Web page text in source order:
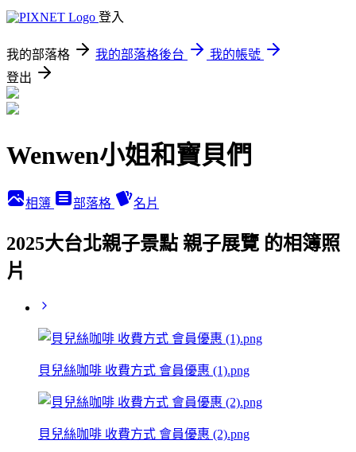
登入
我的部落格 我的部落格後台
我的帳號
登出
Wenwen小姐和寶貝們
相簿 部落格 名片
2025大台北親子景點 親子展覽 的相簿照
片
貝兒絲咖啡 收費方式 會員優惠 (1).png
貝兒絲咖啡 收費方式 會員優惠 (2).png